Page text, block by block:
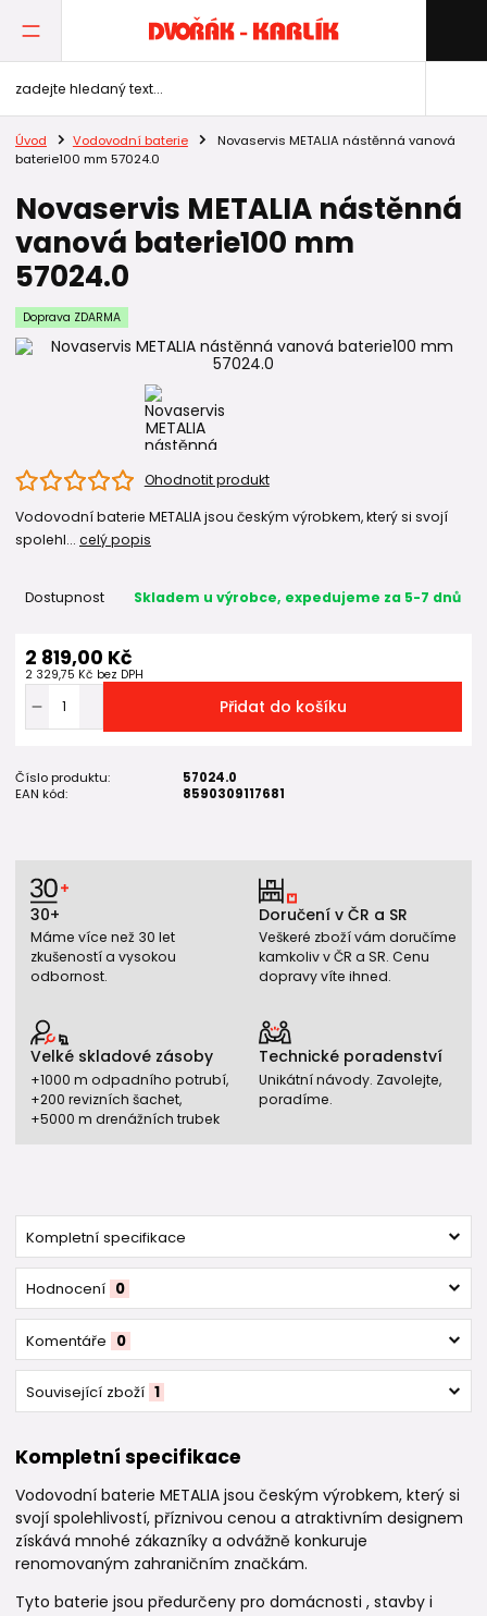
Úvod Vodovodní baterie
Novaservis METALIA nástěnná vanová
baterie100 mm 57024.0
Novaservis METALIA nástěnná
vanová baterie100 mm
57024.0
Doprava ZDARMA
Ohodnotit produkt
Vodovodní baterie METALIA jsou českým výrobkem, který si svojí
spolehl... celý popis
Dostupnost Skladem u výrobce, expedujeme za 5-7 dnů
2 819,00 Kč
2 329,75 Kč bez DPH
Přidat do košíku
Číslo produktu:
57024.0
EAN kód:
8590309117681
30+
Máme více než 30 let
zkušeností a vysokou
odbornost.
Doručení v ČR a SR
Veškeré zboží vám doručíme
kamkoliv v ČR a SR. Cenu
dopravy víte ihned.
Velké skladové zásoby
+1000 m odpadního potrubí,
+200 revizních šachet,
+5000 m drenážních trubek
Technické poradenství
Unikátní návody. Zavolejte,
poradíme.
Kompletní specifikace
Hodnocení 0
Komentáře 0
Související zboží 1
Kompletní specifikace
Vodovodní baterie METALIA jsou českým výrobkem, který si
svojí spolehlivostí, příznivou cenou a atraktivním designem
získává mnohé zákazníky a odvážně konkuruje
renomovaným zahraničním značkám.
Tyto baterie jsou předurčeny pro domácnosti , stavby i